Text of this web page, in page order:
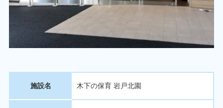
施設名 木下の保育 岩戸北園